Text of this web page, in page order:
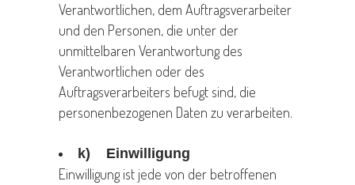
Verantwortlichen, dem Auftragsverarbeiter
und den Personen, die unter der
unmittelbaren Verantwortung des
Verantwortlichen oder des
Auftragsverarbeiters befugt sind, die
personenbezogenen Daten zu verarbeiten.
k) Einwilligung
Einwilligung ist jede von der betroffenen